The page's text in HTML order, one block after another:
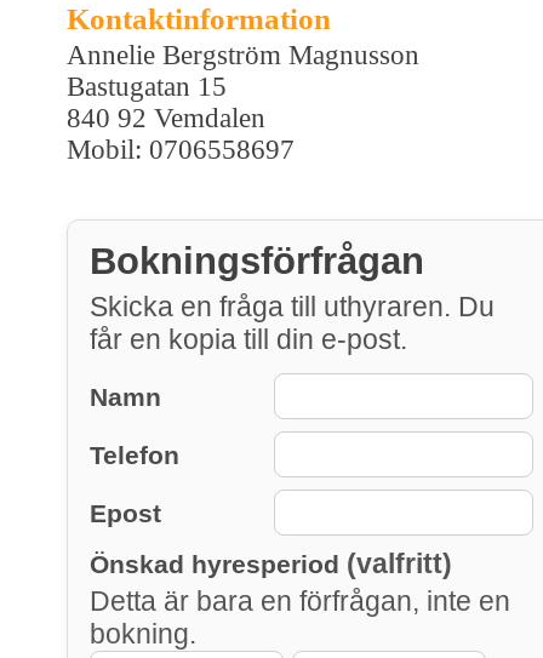
Kontaktinformation
Annelie Bergström Magnusson
Bastugatan 15
840 92 Vemdalen
Mobil: 0706558697
Bokningsförfrågan
Skicka en fråga till uthyraren. Du
får en kopia till din e-post.
Namn
Telefon
Epost
Önskad hyresperiod (valfritt)
Detta är bara en förfrågan, inte en
bokning.